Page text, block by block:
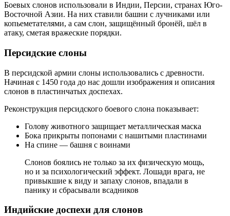
Боевых слонов использовали в Индии, Персии, странах Юго-
Восточной Азии. На них ставили башни с лучниками или
копьеметателями, а сам слон, защищённый бронёй, шёл в
атаку, сметая вражеские порядки.
Персидские слоны
В персидской армии слоны использовались с древности.
Начиная с 1450 года до нас дошли изображения и описания
слонов в пластинчатых доспехах.
Реконструкция персидского боевого слона показывает:
Голову животного защищает металлическая маска
Бока прикрыты попонами с нашитыми пластинами
На спине — башня с воинами
Слонов боялись не только за их физическую мощь,
но и за психологический эффект. Лошади врага, не
привыкшие к виду и запаху слонов, впадали в
панику и сбрасывали всадников
Индийские доспехи для слонов